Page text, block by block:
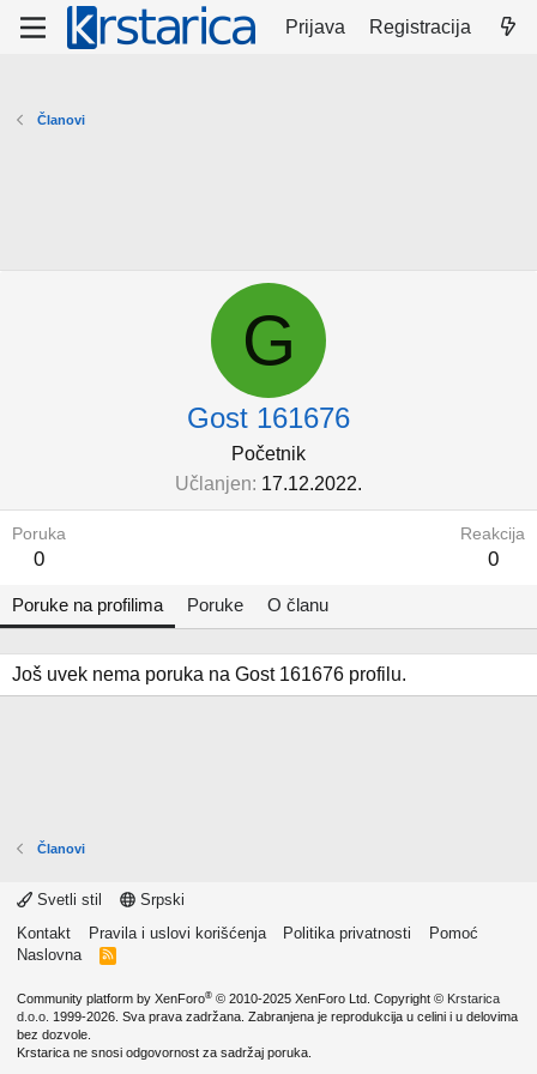
Prijava Registracija
Članovi
G
Gost 161676
Početnik
Učlanjen 17.12.2022.
Poruka
0
Reakcija
0
Poruke na profilima Poruke O članu
Još uvek nema poruka na Gost 161676 profilu.
Članovi
Svetli stil
Srpski
Kontakt
Pravila i uslovi korišćenja Politika privatnosti
Pomoć
Naslovna
R
Community platform by XenForo® © 2010-2025 XenForo Ltd. Copyright © Krstarica
d.o.o. 1999-2026. Sva prava zadržana. Zabranjena je reprodukcija u celini i u delovima
bez dozvole.
Krstarica ne snosi odgovornost za sadržaj poruka.